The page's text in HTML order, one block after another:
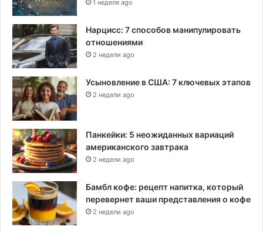
1 неделя ago
Нарцисс: 7 способов манипулировать
отношениями
2 недели ago
Усыновление в США: 7 ключевых этапов
2 недели ago
Панкейки: 5 неожиданных вариаций
американского завтрака
2 недели ago
Бамбл кофе: рецепт напитка, который
перевернет ваши представления о кофе
2 недели ago